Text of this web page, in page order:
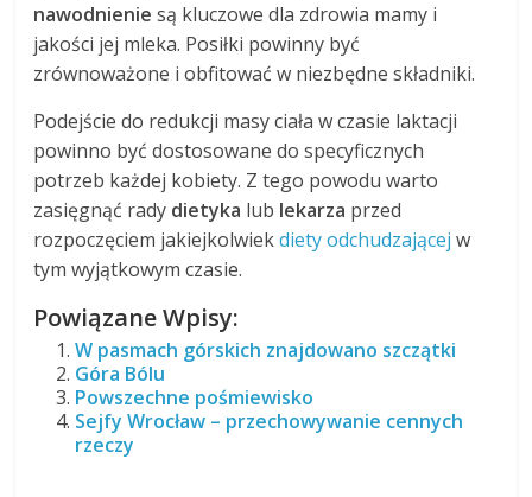
nawodnienie są kluczowe dla zdrowia mamy i
jakości jej mleka. Posiłki powinny być
zrównoważone i obfitować w niezbędne składniki.
Podejście do redukcji masy ciała w czasie laktacji
powinno być dostosowane do specyficznych
potrzeb każdej kobiety. Z tego powodu warto
zasięgnąć rady dietyka lub lekarza przed
rozpoczęciem jakiejkolwiekdiety odchudzającej w
tym wyjątkowym czasie.
Powiązane Wpisy:
W pasmach górskich znajdowano szczątki
Góra Bólu
Powszechne pośmiewisko
Sejfy Wrocław – przechowywanie cennych
rzeczy